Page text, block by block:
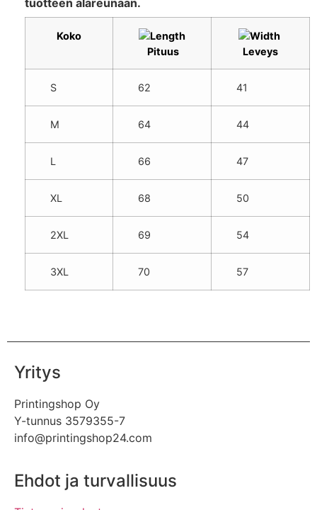
tuotteen alareunaan.
Koko
Pituus
Leveys
S 62 41
M 64 44
L 66 47
XL 68 50
2XL 69 54
3XL 70 57
Yritys
Printingshop Oy
Y-tunnus 3579355-7
info@printingshop24.com
Ehdot ja turvallisuus